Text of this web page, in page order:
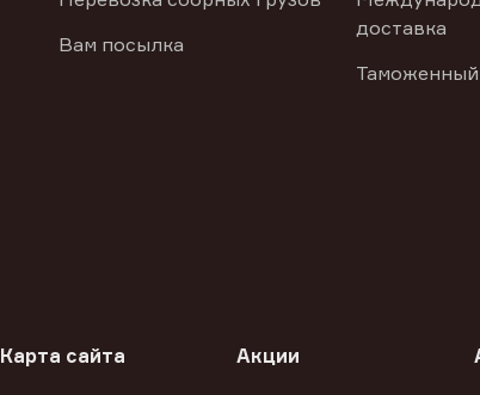
Вам посылка
доставка
Таможенный
Карта сайта Акции